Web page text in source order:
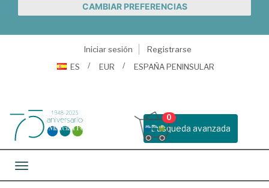
CAMBIAR PREFERENCIAS
Iniciar sesión
Registrarse
ES
EUR ESPAÑA PENINSULAR
Busqueda avanzada
0
Toggle navigation